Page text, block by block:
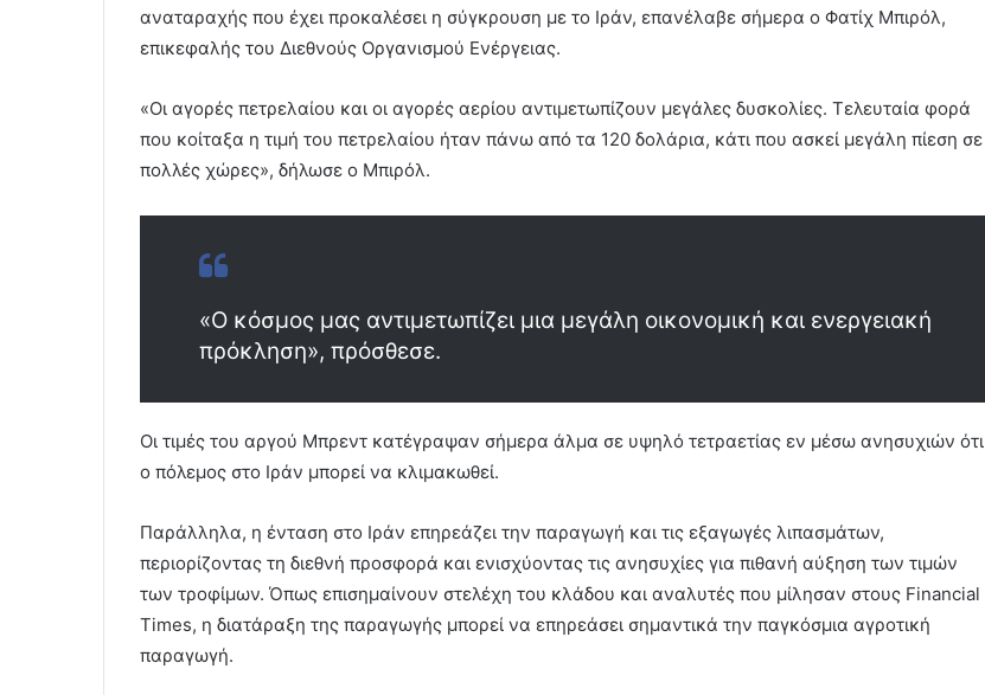
αναταραχής που έχει προκαλέσει η σύγκρουση με το Ιράν, επανέλαβε σήμερα ο Φατίχ Μπιρόλ,
επικεφαλής του Διεθνούς Οργανισμού Ενέργειας.
«Οι αγορές πετρελαίου και οι αγορές αερίου αντιμετωπίζουν μεγάλες δυσκολίες. Τελευταία φορά
που κοίταξα η τιμή του πετρελαίου ήταν πάνω από τα 120 δολάρια, κάτι που ασκεί μεγάλη πίεση σε
πολλές χώρες», δήλωσε ο Μπιρόλ.
«Ο κόσμος μας αντιμετωπίζει μια μεγάλη οικονομική και ενεργειακή
πρόκληση», πρόσθεσε.
Οι τιμές του αργού Μπρεντ κατέγραψαν σήμερα άλμα σε υψηλό τετραετίας εν μέσω ανησυχιών ότι
ο πόλεμος στο Ιράν μπορεί να κλιμακωθεί.
Παράλληλα, η ένταση στο Ιράν επηρεάζει την παραγωγή και τις εξαγωγές λιπασμάτων,
περιορίζοντας τη διεθνή προσφορά και ενισχύοντας τις ανησυχίες για πιθανή αύξηση των τιμών
των τροφίμων. Όπως επισημαίνουν στελέχη του κλάδου και αναλυτές που μίλησαν στους Financial
Times, η διατάραξη της παραγωγής μπορεί να επηρεάσει σημαντικά την παγκόσμια αγροτική
παραγωγή.